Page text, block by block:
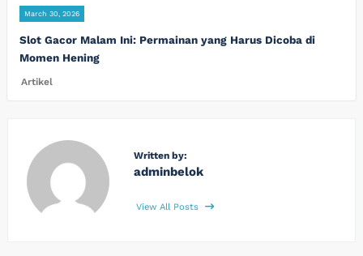
March 30, 2026
Slot Gacor Malam Ini: Permainan yang Harus Dicoba di
Momen Hening
Artikel
Written by:
adminbelok
View All Posts